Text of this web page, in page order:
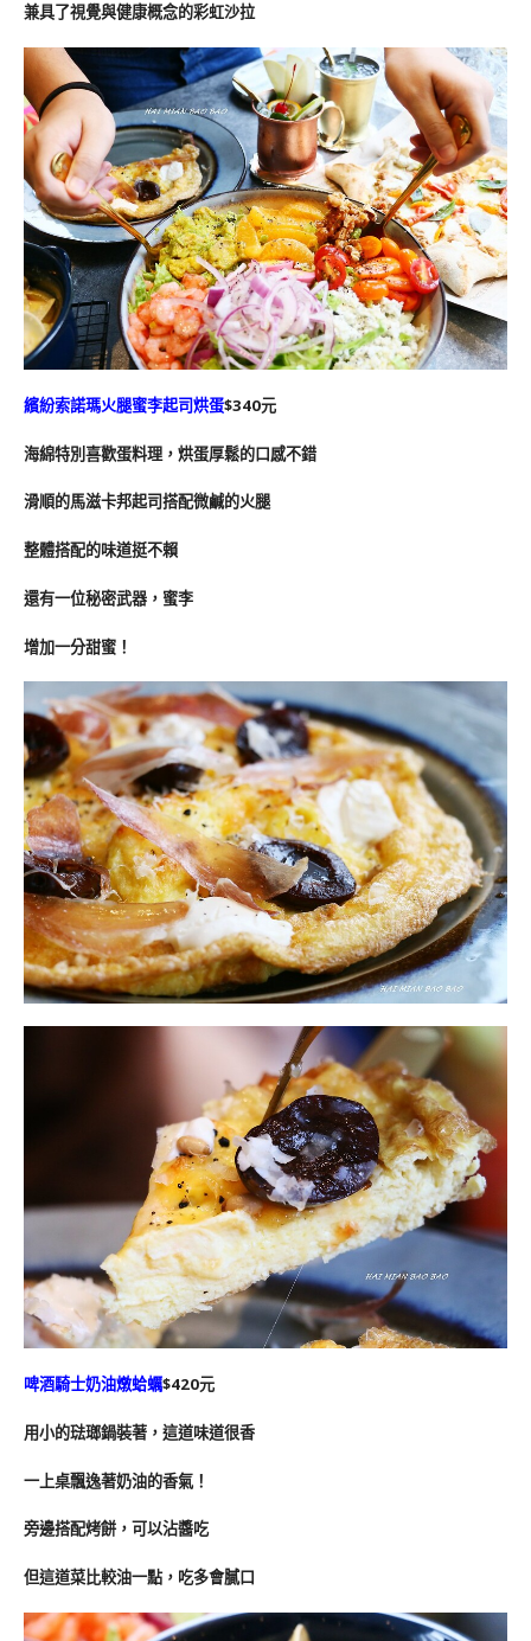
兼具了視覺與健康概念的彩虹沙拉
繽紛索諾瑪火腿蜜李起司烘蛋$340元
海綿特別喜歡蛋料理，烘蛋厚鬆的口感不錯
滑順的馬滋卡邦起司搭配微鹹的火腿
整體搭配的味道挺不賴
還有一位秘密武器，蜜李
增加一分甜蜜！
啤酒騎士奶油燉蛤蠣$420元
用小的琺瑯鍋裝著，這道味道很香
一上桌飄逸著奶油的香氣！
旁邊搭配烤餅，可以沾醬吃
但這道菜比較油一點，吃多會膩口